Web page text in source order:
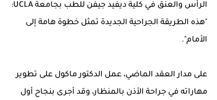
الرأس والعنق في كلية ديفيد جيفن للطب بجامعة UCLA:
"هذه الطريقة الجراحية الجديدة تمثل خطوة هامة إلى
الأمام".
على مدار العقد الماضي، عمل الدكتور ماكول على تطوير
مهاراته في جراحة الأذن بالمنظار، وقد أجرى بنجاح أول